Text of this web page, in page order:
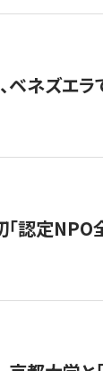
ベネズエ
認定NPO